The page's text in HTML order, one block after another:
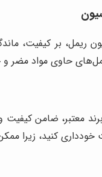
ریمل، بر کیفیت،
حاوی مواد مضر و
معتبر، ضامن
خودداری کنید، زیرا